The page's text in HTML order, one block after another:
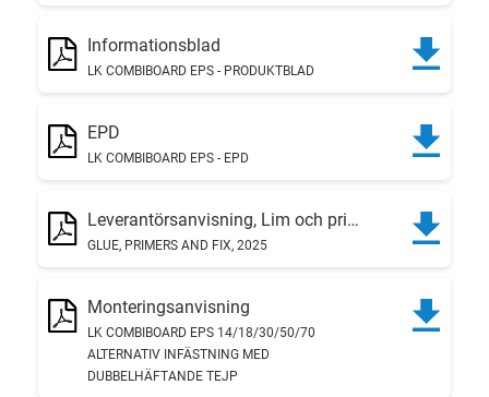
Informationsblad
LK COMBIBOARD EPS - PRODUKTBLAD
EPD
LK COMBIBOARD EPS - EPD
Leverantörsanvisning, Lim och primer
GLUE, PRIMERS AND FIX, 2025
Monteringsanvisning
LK COMBIBOARD EPS 14/18/30/50/70
ALTERNATIV INFÄSTNING MED
DUBBELHÄFTANDE TEJP